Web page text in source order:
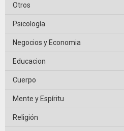
Otros
Psicología
Negocios y Economia
Educacion
Cuerpo
Mente y Espíritu
Religión